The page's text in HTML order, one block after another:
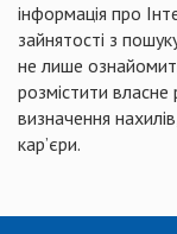
інформація про
зайнятості з
не лише
розмістити
визначення
кар’єри.